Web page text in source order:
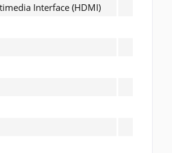
Interface (HDMI)